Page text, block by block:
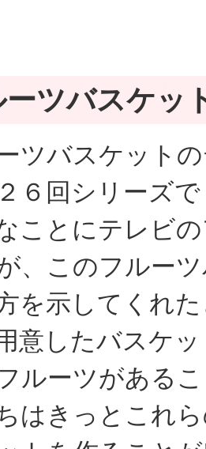
ーツバスケッ
ツバスケット
６回シリーズ
ことにテレビ
、このフルー
を示してくれ
意したバスケ
ルーツがある
はきっとこれ